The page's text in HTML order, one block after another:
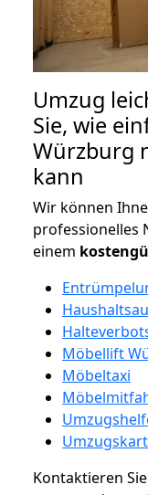
Umzug
Sie, wie
Würzburg
kann
Wir können
professionelles
einem
Möbellift
Möbeltaxi
Kontaktieren